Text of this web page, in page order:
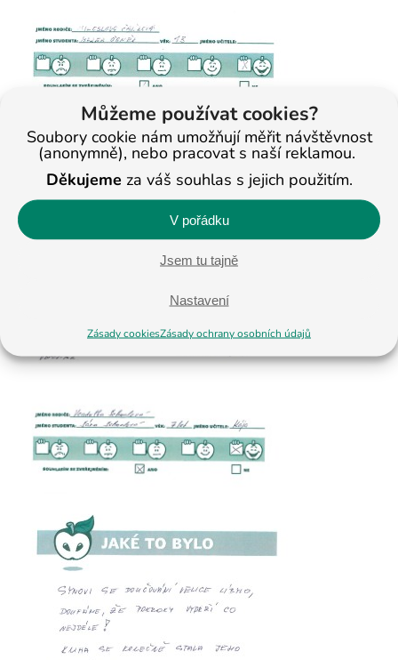
Můžeme používat cookies?
Soubory cookie nám umožňují měřit návštěvnost
(anonymně), nebo pracovat s naší reklamou.
Děkujeme za váš souhlas s jejich použitím.
V pořádku
Jsem tu tajně
Nastavení
Zásady cookiesZásady ochrany osobních údajů